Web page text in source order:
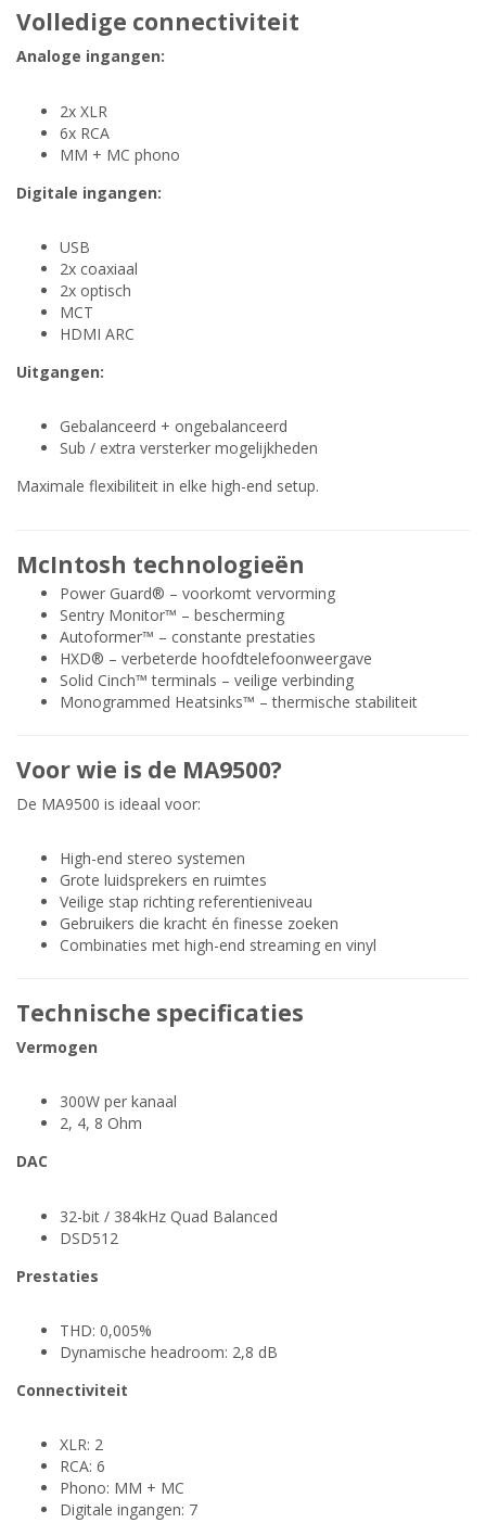
Volledige connectiviteit
Analoge ingangen:
2x XLR
6x RCA
MM + MC phono
Digitale ingangen:
USB
2x coaxiaal
2x optisch
MCT
HDMI ARC
Uitgangen:
Gebalanceerd + ongebalanceerd
Sub / extra versterker mogelijkheden
Maximale flexibiliteit in elke high-end setup.
McIntosh technologieën
Power Guard® – voorkomt vervorming
Sentry Monitor™ – bescherming
Autoformer™ – constante prestaties
HXD® – verbeterde hoofdtelefoonweergave
Solid Cinch™ terminals – veilige verbinding
Monogrammed Heatsinks™ – thermische stabiliteit
Voor wie is de MA9500?
De MA9500 is ideaal voor:
High-end stereo systemen
Grote luidsprekers en ruimtes
Veilige stap richting referentieniveau
Gebruikers die kracht én finesse zoeken
Combinaties met high-end streaming en vinyl
Technische specificaties
Vermogen
300W per kanaal
2, 4, 8 Ohm
DAC
32-bit / 384kHz Quad Balanced
DSD512
Prestaties
THD: 0,005%
Dynamische headroom: 2,8 dB
Connectiviteit
XLR: 2
RCA: 6
Phono: MM + MC
Digitale ingangen: 7